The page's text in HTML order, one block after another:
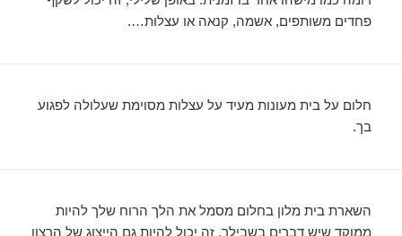
פחדים משותפים, אשמה, קנאה או עצלות….
חלום על בית מעונות מעיד על עצלות מסוימת שעלולה לפגוע
בך.
השארת בית מלון בחלום מסמל את הלך הרוח שלך להיות
ממוקד שיש דברים בשבילך. זה יכול להיות גם הייצוג של הרצון